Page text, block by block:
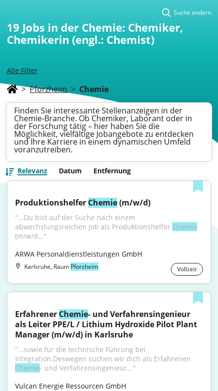
Alle Filter
Suche ändern
19 Jobs in der Chemie: Chemiker,
Chemikerin (engl.: Chemist)
> Pforzheim > Chemie
Finden Sie interessante Stellenanzeigen in der
Chemie-Branche. Ob Chemiker, Laborant oder in
der Forschung tätig – hier haben Sie die
Möglichkeit, vielfältige Jobangebote zu entdecken
und Ihre Karriere in einem dynamischen Umfeld
voranzutreiben.
Relevanz Datum Entfernung
Produktionshelfer Chemie (m/w/d)
"...Du bist auf der Suche nach einem
abwechslungsreichen Job als Produktionshelfer Chemie
(m/w/d..."
ARWA Personaldienstleistungen GmbH
Karlsruhe, Raum Pforzheim Vollzeit
Erfahrener Chemie- und Verfahrensingenieur
als Leiter PPE/L / Lithium Hydroxide Pilot Plant
Manager (m/w/d) in Karlsruhe
"...sowie für die technische Führung bei
Chemie- und Verfahrensingenieur..."
Vulcan Energie Ressourcen GmbH